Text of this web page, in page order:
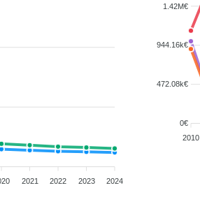
2021 2022 2023 2024
1.42M€
944.16k€
472.08k€
0€
2010